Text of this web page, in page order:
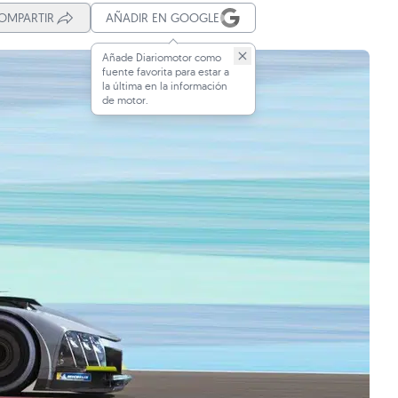
AÑADIR EN GOOGLE
Añade Diariomotor como
fuente favorita para estar a
la última en la información
de motor.